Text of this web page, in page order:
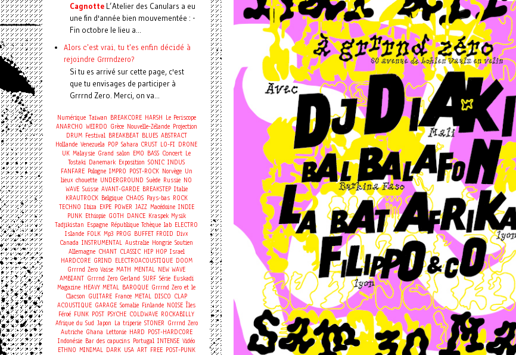
Cagnotte L’Atelier des Canulars a eu
une fin d'année bien mouvementée : -
Fin octobre le lieu a...
Alors c'est vrai, tu t'es enfin décidé à
rejoindre Grrrndzero?
Si tu es arrivé sur cette page, c'est
que tu envisages de participer à
Grrrnd Zero. Merci, on va...
Numérique Taiwan BREAKCORE HARSH Le Periscope
ANARCHO WEIRDO Grèce Nouvelle-Zélande Projection
DRUM Festival BREAKBEAT BLUES ABSTRACT
Hollande Venezuela POP Sahara CRUST LO-FI DRONE
UK Malaysie Grand salon EMO BASS Concert Le
Tostaki Danemark Exposition SONIC INDUS
FANFARE Pologne IMPRO POST-ROCK Norvège Un
lieux chouette UNDERGROUND Suède Russie NO
WAVE Suisse AVANT-GARDE BREAKSTEP Italie
KRAUTROCK Belgique CHAOS Pays-bas ROCK
TECHNO Ibiza EXPE POWER JAZZ Macédoine INDIE
PUNK Ethiopie GOTH DANCE Kraspek Mysik
Tadjikistan Espagne République Tchèque lab ELECTRO
Islande FOLK Mp3 PROG BUFFET FROID Divx
Canada INSTRUMENTAL Australie Hongrie Soutien
Allemagne CHANT CLASSIC HIP HOP Israel
HARDCORE GRIND ELECTROACOUSTIQUE DOOM
Grrrnd Zero Vaise MATH MENTAL NEW WAVE
AMBIANT Grrrnd Zero Gerland SURF Série Euskadi
Magazine HEAVY METAL BAROQUE Grrrnd Zero et le
Clacson GUITARE France METAL DISCO CLAP
ACOUSTIQUE GARAGE Somalie Finlande NOISE Îles
Féroé FUNK POST PSYCHE COLDWAVE ROCKABILLY
Afrique du Sud Japon La triperie STONER Grrrnd Zero
Autriche Ghana Lettonie HARD POST-HARDCORE
Indonésie Bar des capucins Portugal INTENSE Vidéo
ETHNO MINIMAL DARK USA ART FREE POST-PUNK